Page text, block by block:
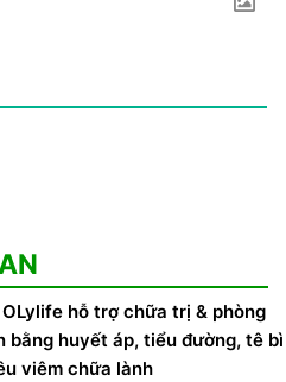
hỗ trợ chữa trị & phòng
bằng huyết áp, tiểu đường, tê bì
viêm chữa lành